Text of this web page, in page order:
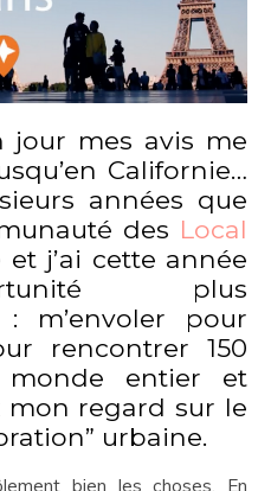
jour mes avis me
Californie…
années que
des Local
j’ai cette année
plus
: m’envoler pour
rencontrer 150
entier et
mon regard sur le
urbaine.
bien les choses. En